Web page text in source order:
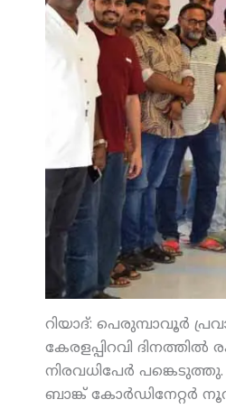
റിയാദ്: പെരുമ്പാവൂര്‍
കേരളപ്പിറവി
നിരവധിപേര്‍
ബാങ്ക് കോര്‍ഡിനേറ്റര്‍